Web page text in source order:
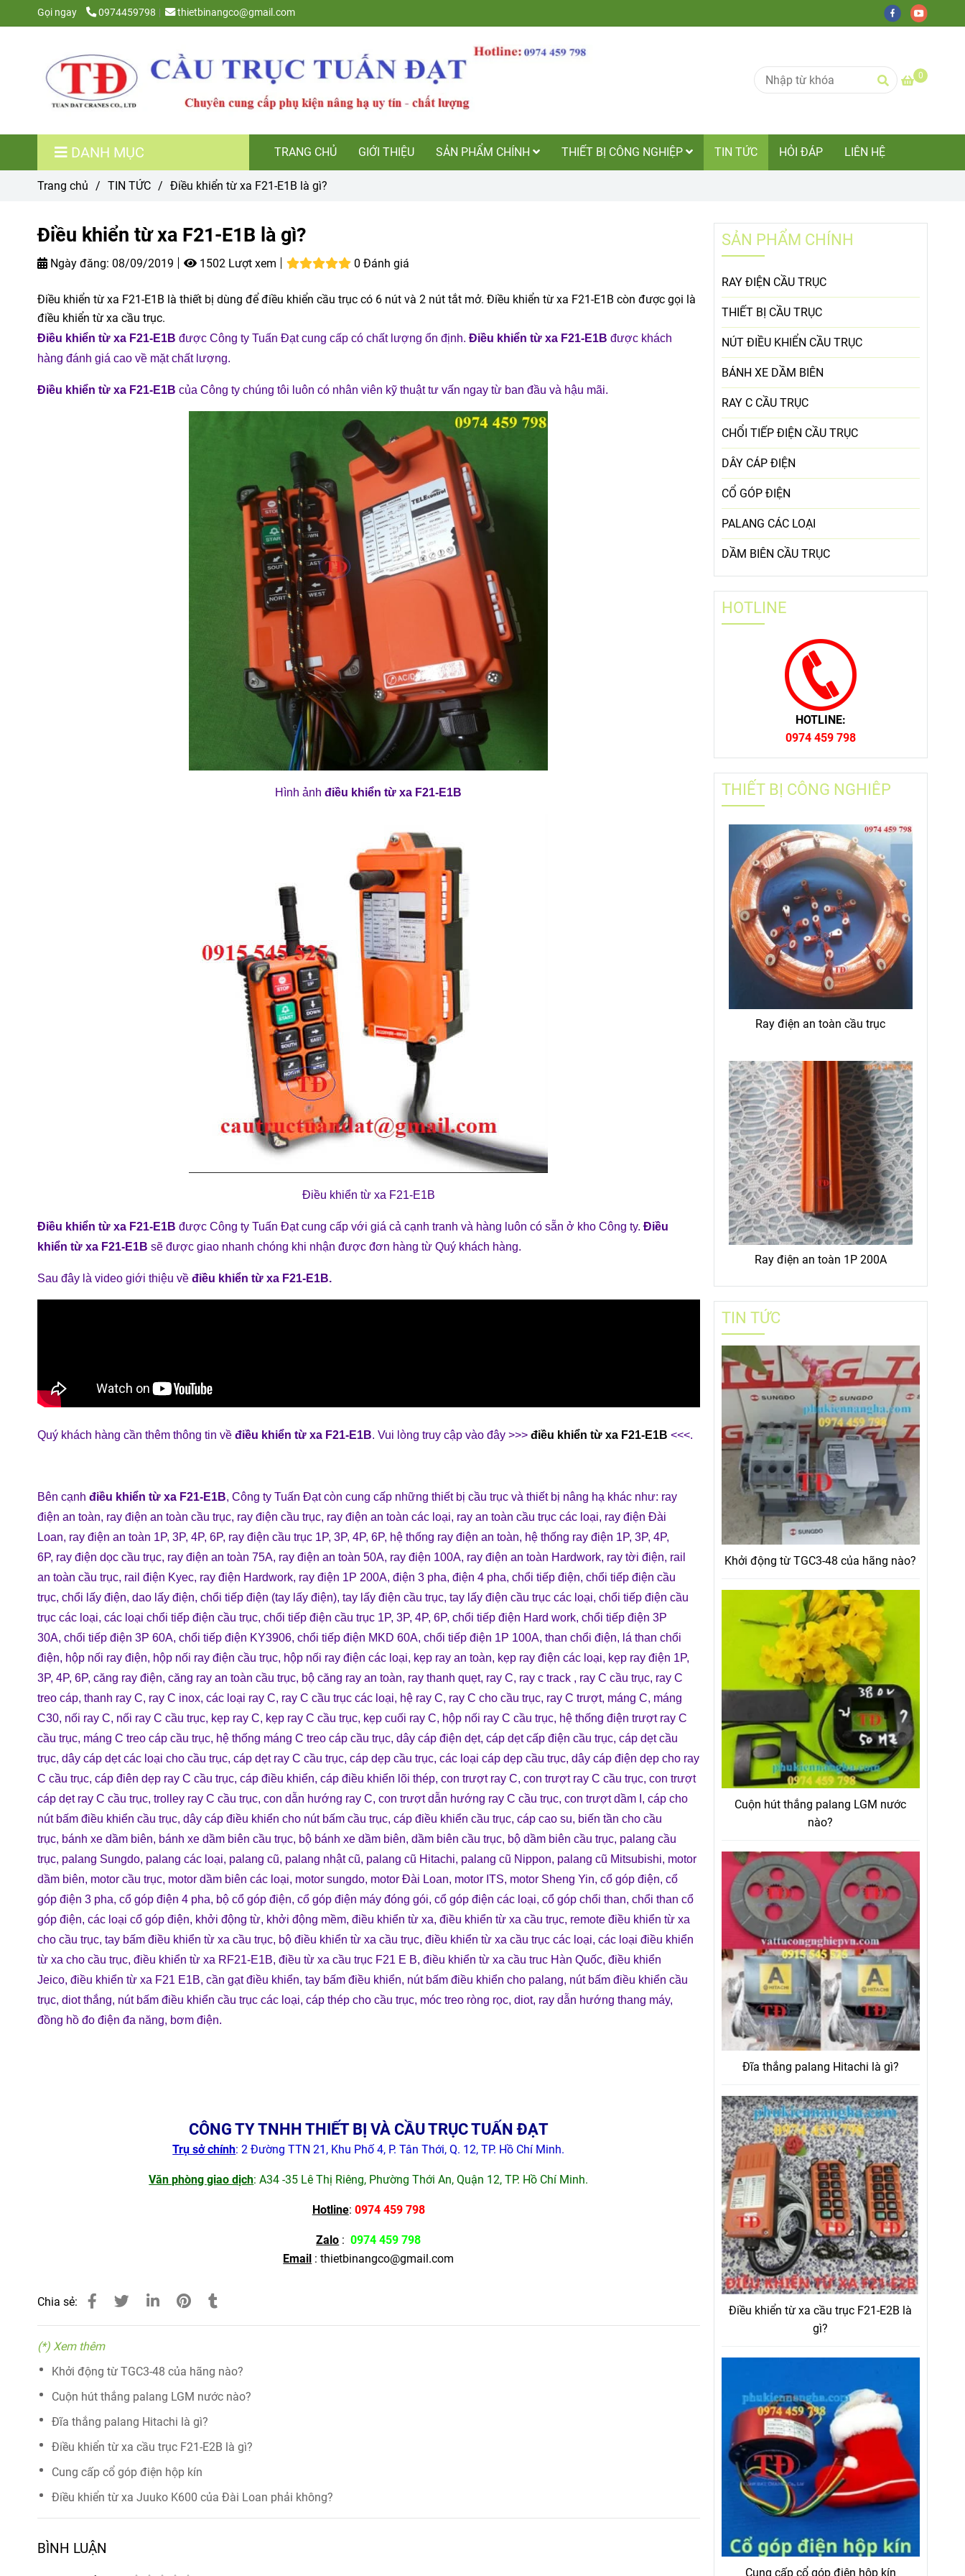
Gọi ngay 0974459798 thietbinangco@gmail.com
0
DANH MỤC TRANG CHỦ GIỚI THIỆU SẢN PHẨM CHÍNH THIẾT BỊ CÔNG NGHIỆP TIN TỨC HỎI ĐÁP LIÊN HỆ
Trang chủ / TIN TỨC / Điều khiển từ xa F21-E1B là gì?
Điều khiển từ xa F21-E1B là gì?
Ngày đăng: 08/09/2019 1502 Lượt xem 0 Đánh giá
Điều khiển từ xa F21-E1B là thiết bị dùng để điều khiển cầu trục có 6 nút và 2 nút tắt mở. Điều khiển từ xa F21-E1B còn được gọi là
điều khiển từ xa cầu trục.
Điều khiển từ xa F21-E1B được Công ty Tuấn Đạt cung cấp có chất lượng ổn định. Điều khiển từ xa F21-E1B được khách
hàng đánh giá cao về mặt chất lượng.
Điều khiển từ xa F21-E1B của Công ty chúng tôi luôn có nhân viên kỹ thuật tư vấn ngay từ ban đầu và hậu mãi.
Hình ảnhđiều khiển từ xa F21-E1B
Điều khiển từ xa F21-E1B
Điều khiển từ xa F21-E1B được Công ty Tuấn Đạt cung cấp với giá cả cạnh tranh và hàng luôn có sẵn ở kho Công ty. Điều
khiển từ xa F21-E1B sẽ được giao nhanh chóng khi nhận được đơn hàng từ Quý khách hàng.
Sau đây là video giới thiệu về điều khiển từ xa F21-E1B.
Quý khách hàng cần thêm thông tin về điều khiển từ xa F21-E1B. Vui lòng truy cập vào đây >>> điều khiển từ xa F21-E1B <<<.
Bên cạnh điều khiển từ xa F21-E1B, Công ty Tuấn Đạtcòn cung cấp những thiết bị cầu trục và thiết bị nâng hạ khác như: ray
điện an toàn, ray điện an toàn cầu trục, ray điện cầu trục, ray điện an toàn các loại, ray an toàn cầu trục các loại, ray điện Đài
Loan, ray điện an toàn 1P, 3P, 4P, 6P, ray điện cầu trục 1P, 3P, 4P, 6P, hệ thống ray điện an toàn, hệ thống ray điện 1P, 3P, 4P,
6P, ray điện dọc cầu trục, ray điện an toàn 75A, ray điện an toàn 50A, ray điện 100A, ray điện an toàn Hardwork, ray tời điện, rail
an toàn cầu trục, rail điện Kyec, ray điện Hardwork, ray điện 1P 200A, điện 3 pha, điện 4 pha, chổi tiếp điện, chổi tiếp điện cầu
trục, chổi lấy điện, dao lấy điện, chổi tiếp điện (tay lấy điện), tay lấy điện cầu trục, tay lấy điện cầu trục các loại, chổi tiếp điện cầu
trục các loại, các loại chổi tiếp điện cầu trục, chổi tiếp điện cầu trục 1P, 3P, 4P, 6P, chổi tiếp điện Hard work, chổi tiếp điện 3P
30A, chổi tiếp điện 3P 60A, chổi tiếp điện KY3906, chổi tiếp điện MKD 60A, chổi tiếp điện 1P 100A, than chổi điện, lá than chổi
điện, hộp nối ray điện, hộp nối ray điện cầu trục, hộp nối ray điện các loại, kẹp ray an toàn, kẹp ray điện các loại, kẹp ray điện 1P,
3P, 4P, 6P, căng ray điện, căng ray an toàn cầu trục, bộ căng ray an toàn, ray thanh quẹt, ray C, ray c track , ray C cầu trục, ray C
treo cáp, thanh ray C, ray C inox, các loại ray C, ray C cầu trục các loại, hệ ray C, ray C cho cầu trục, ray C trượt, máng C, máng
C30, nối ray C, nối ray C cầu trục, kẹp ray C, kẹp ray C cầu trục, kẹp cuối ray C, hộp nối ray C cầu trục, hệ thống điện trượt ray C
cầu trục, máng C treo cáp cầu trục, hệ thống máng C treo cáp cầu trục, dây cáp điện dẹt, cáp dẹt cấp điện cầu trục, cáp dẹt cầu
trục, dây cáp dẹt các loại cho cầu trục, cáp dẹt ray C cầu trục, cáp dẹp cầu trục, các loại cáp dẹp cầu trục, dây cáp điện dẹp cho ray
C cầu trục, cáp điên dẹp ray C cầu trục, cáp điều khiển, cáp điều khiển lõi thép, con trượt ray C, con trượt ray C cầu trục, con trượt
cáp dẹt ray C cầu trục, trolley ray C cầu trục, con dẫn hướng ray C, con trượt dẫn hướng ray C cầu trục, con trượt dầm I , cáp cho
nút bấm điều khiển cầu trục, dây cáp điều khiển cho nút bấm cầu trục, cáp điều khiển cầu trục, cáp cao su, biến tần cho cầu
trục, bánh xe dầm biên, bánh xe dầm biên cầu trục, bộ bánh xe dầm biên, dầm biên cầu trục, bộ dầm biên cầu trục, palang cầu
trục, palang Sungdo, palang các loại, palang cũ, palang nhật cũ, palang cũ Hitachi, palang cũ Nippon, palang cũ Mitsubishi, motor
dầm biên, motor cầu trục, motor dầm biên các loại, motor sungdo, motor Đài Loan, motor ITS, motor Sheng Yin, cổ góp điện, cổ
góp điện 3 pha, cổ góp điện 4 pha, bộ cổ góp điện, cổ góp điện máy đóng gói, cổ góp điện các loại, cổ góp chổi than, chổi than cổ
góp điện, các loại cổ góp điện, khởi động từ, khởi động mềm, điều khiển từ xa, điều khiển từ xa cầu trục, remote điều khiển từ xa
cho cầu trục, tay bấm điều khiển từ xa cầu trục, bộ điều khiển từ xa cầu trục, điều khiển từ xa cầu trục các loại, các loại điều khiển
từ xa cho cầu trục, điều khiển từ xa RF21-E1B, điều từ xa cầu trục F21 E B, điều khiển từ xa cầu truc Hàn Quốc, điều khiển
Jeico, điều khiển từ xa F21 E1B, cần gạt điều khiển, tay bấm điều khiển, nút bấm điều khiển cho palang, nút bấm điều khiển cầu
trục, diot thắng, nút bấm điều khiển cầu trục các loại, cáp thép cho cầu trục, móc treo ròng rọc, diot, ray dẫn hướng thang máy,
đồng hồ đo điện đa năng, bơm điện.
CÔNG TY TNHH THIẾT BỊ VÀ CẦU TRỤC TUẤN ĐẠT
Trụ sở chính: 2 Đường TTN 21, Khu Phố 4, P. Tân Thới, Q. 12, TP. Hồ Chí Minh.
Văn phòng giao dịch: A34 -35 Lê Thị Riêng, Phường Thới An, Quận 12, TP. Hồ Chí Minh.
Hotline: 0974 459 798
Zalo : 0974 459 798
Email : thietbinangco@gmail.com
Chia sẻ:
(*) Xem thêm
Khởi động từ TGC3-48 của hãng nào?
Cuộn hút thắng palang LGM nước nào?
Đĩa thắng palang Hitachi là gì?
Điều khiển từ xa cầu trục F21-E2B là gì?
Cung cấp cổ góp điện hộp kín
Điều khiển từ xa Juuko K600 của Đài Loan phải không?
BÌNH LUẬN
SẢN PHẨM CHÍNH
RAY ĐIỆN CẦU TRỤC
THIẾT BỊ CẦU TRỤC
NÚT ĐIỀU KHIỂN CẦU TRỤC
BÁNH XE DẦM BIÊN
RAY C CẦU TRỤC
CHỔI TIẾP ĐIỆN CẦU TRỤC
DÂY CÁP ĐIỆN
CỔ GÓP ĐIỆN
PALANG CÁC LOẠI
DẦM BIÊN CẦU TRỤC
HOTLINE
HOTLINE:
0974 459 798
THIẾT BỊ CÔNG NGHIÊP
Ray điện an toàn cầu trục
Ray điện an toàn 1P 200A
TIN TỨC
Khởi động từ TGC3-48 của hãng nào?
Cuộn hút thắng palang LGM nước
nào?
Đĩa thắng palang Hitachi là gì?
Điều khiển từ xa cầu trục F21-E2B là
gì?
Cung cấp cổ góp điện hộp kín